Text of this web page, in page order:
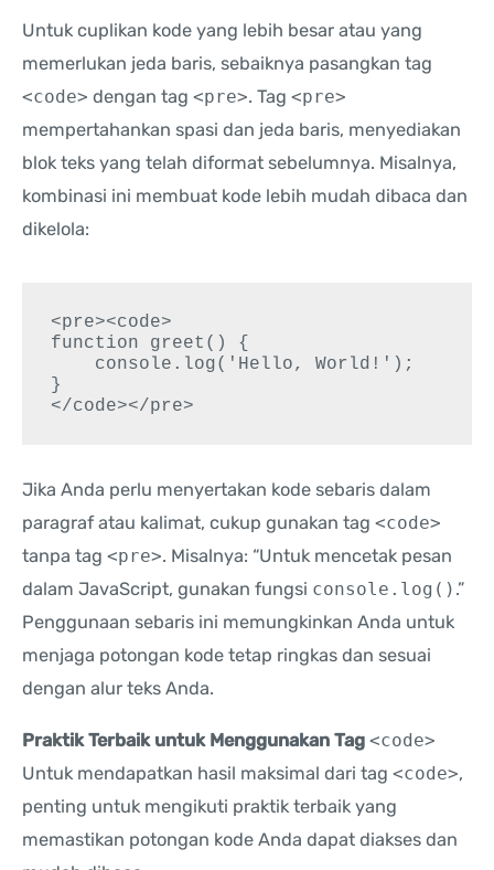
Untuk cuplikan kode yang lebih besar atau yang
memerlukan jeda baris, sebaiknya pasangkan tag
<code> dengan tag <pre>. Tag <pre>
mempertahankan spasi dan jeda baris, menyediakan
blok teks yang telah diformat sebelumnya. Misalnya,
kombinasi ini membuat kode lebih mudah dibaca dan
dikelola:
<pre><code>
function greet() {
}
</code></pre>
Jika Anda perlu menyertakan kode sebaris dalam
paragraf atau kalimat, cukup gunakan tag <code>
tanpa tag <pre>. Misalnya: “Untuk mencetak pesan
dalam JavaScript, gunakan fungsi console.log() .”
Penggunaan sebaris ini memungkinkan Anda untuk
menjaga potongan kode tetap ringkas dan sesuai
dengan alur teks Anda.
Praktik Terbaik untuk Menggunakan Tag <code>
Untuk mendapatkan hasil maksimal dari tag <code>,
penting untuk mengikuti praktik terbaik yang
memastikan potongan kode Anda dapat diakses dan